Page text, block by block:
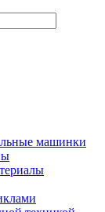
машинки